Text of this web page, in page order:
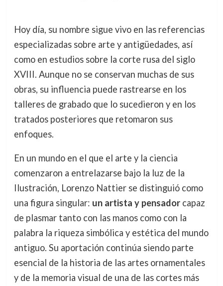
Hoy día, su nombre sigue vivo en las referencias
especializadas sobre arte y antigüedades, así
como en estudios sobre la corte rusa del siglo
XVIII. Aunque no se conservan muchas de sus
obras, su influencia puede rastrearse en los
talleres de grabado que lo sucedieron y en los
tratados posteriores que retomaron sus
enfoques.
En un mundo en el que el arte y la ciencia
comenzaron a entrelazarse bajo la luz de la
Ilustración, Lorenzo Nattier se distinguió como
una figura singular: un artista y pensadorcapaz
de plasmar tanto con las manos como con la
palabra la riqueza simbólica y estética del mundo
antiguo. Su aportación continúa siendo parte
esencial de la historia de las artes ornamentales
y de la memoria visual de una de las cortes más